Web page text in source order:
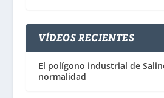
VÍDEOS RECIENTES
El polígono industrial de
normalidad